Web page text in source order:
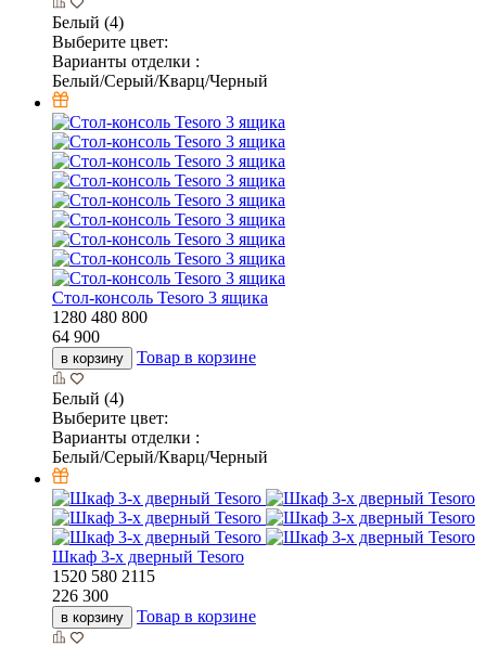
Белый (4)
Выберите цвет:
Варианты отделки :
Белый/Серый/Кварц/Черный
Стол-консоль Tesoro 3 ящика
1280 480 800
64 900
в корзину Товар в корзине
Белый (4)
Выберите цвет:
Варианты отделки :
Белый/Серый/Кварц/Черный
Шкаф 3-х дверный Tesoro
1520 580 2115
226 300
в корзину Товар в корзине